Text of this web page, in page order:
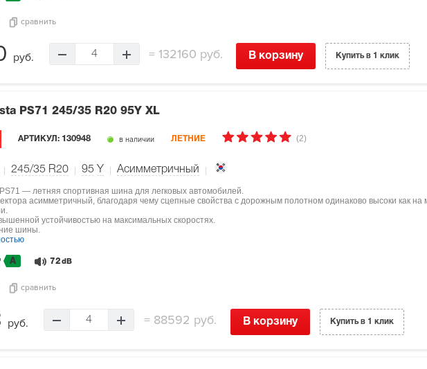
сравнить
руб. 4 = 132160 руб. В корзину Купить в 1 клик
PS71 245/35 R20 95Y XL
АРТИКУЛ: 130948 в наличии ЛЕТНИЕ (2)
245/35 R20 95 Y Асимметричный
— летняя спортивная шина для легковых автомобилей.
асимметричный, благодаря чему сцепные свойства с дорожным полотном одинаково высоки как на
устойчивостью на максимальных скоростях.
шины.
A 72 dB
сравнить
руб. 4 = 88592 руб. В корзину Купить в 1 клик